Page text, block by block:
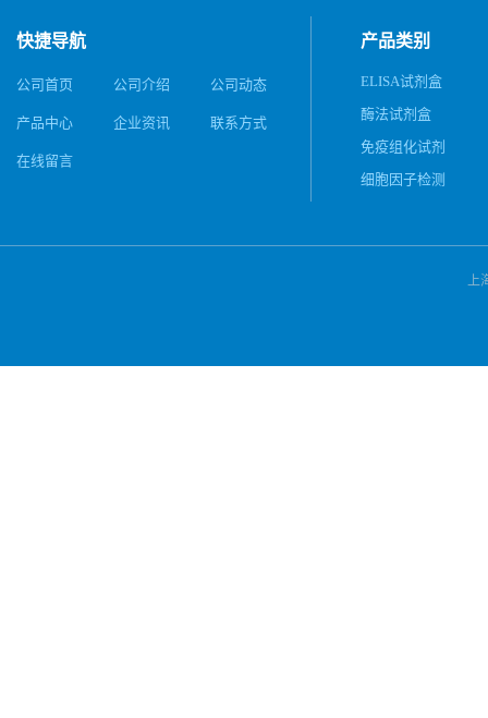
快捷导航
公司首页 公司介绍 公司动态
产品中心 企业资讯 联系方式
在线留言
产品类别
ELISA试剂盒
酶法试剂盒
免疫组化试剂
细胞因子检测
上